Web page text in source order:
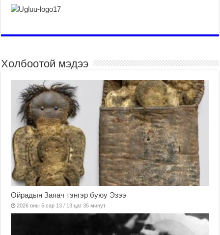
Холбоотой мэдээ
Ойрадын Заяач тэнгэр буюу Эзээ
2026 оны 5 сар 13 / 13 цаг 35 минут